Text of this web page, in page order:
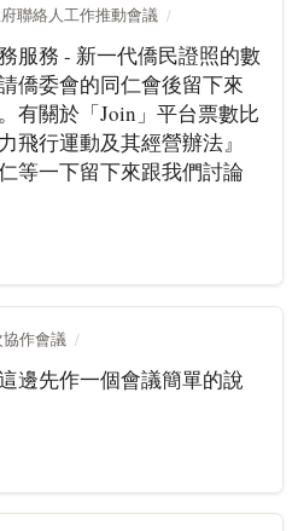
聯絡人工作推動會議
服務 - 新一代僑民證照的數
僑委會的同仁會後留下來
有關於「Join」平台票數比
飛行運動及其經營辦法』
等一下留下來跟我們討論
作會議
邊先作一個會議簡單的說